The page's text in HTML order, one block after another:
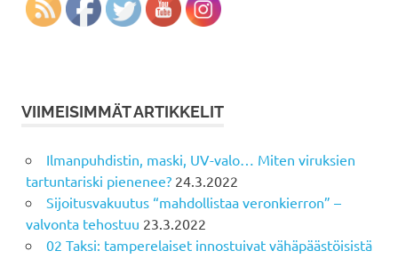
VIIMEISIMMÄT ARTIKKELIT
Ilmanpuhdistin, maski, UV-valo… Miten viruksien
tartuntariski pienenee? 24.3.2022
Sijoitusvakuutus “mahdollistaa veronkierron” –
valvonta tehostuu 23.3.2022
02 Taksi: tamperelaiset innostuivat vähäpäästöisistä